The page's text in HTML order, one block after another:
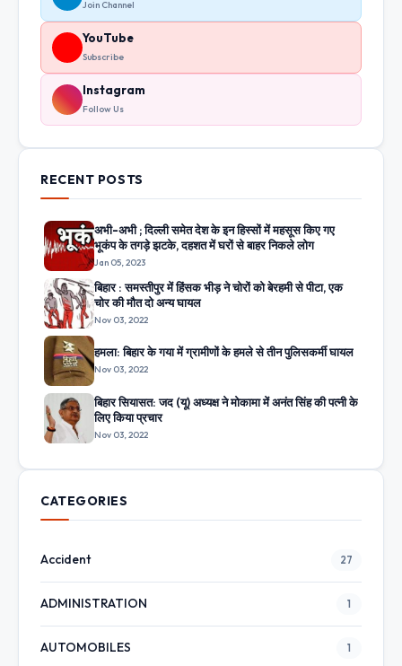
Join Channel
YouTube
Subscribe
Instagram
Follow Us
RECENT POSTS
अभी-अभी ; दिल्ली समेत देश के इन हिस्सों में महसूस किए गए
भूकंप के तगड़े झटके, दहशत में घरों से बाहर निकले लोग
Jan 05, 2023
बिहार : समस्तीपुर में हिंसक भीड़ ने चोरों को बेरहमी से पीटा, एक
चोर की मौत दो अन्य घायल
Nov 03, 2022
हमला: बिहार के गया में ग्रामीणों के हमले से तीन पुलिसकर्मी घायल
Nov 03, 2022
बिहार सियासत: जद (यू) अध्यक्ष ने मोकामा में अनंत सिंह की पत्नी के
लिए किया प्रचार
Nov 03, 2022
CATEGORIES
Accident 27
ADMINISTRATION 1
AUTOMOBILES 1